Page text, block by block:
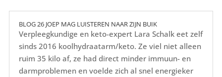
BLOG 26 JOEP MAG LUISTEREN NAAR ZIJN BUIK
Verpleegkundige en keto-expert Lara Schalk eet zelf
sinds 2016 koolhydraatarm/keto. Ze viel niet alleen
ruim 35 kilo af, ze had direct minder immuun- en
darmproblemen en voelde zich al snel energieker